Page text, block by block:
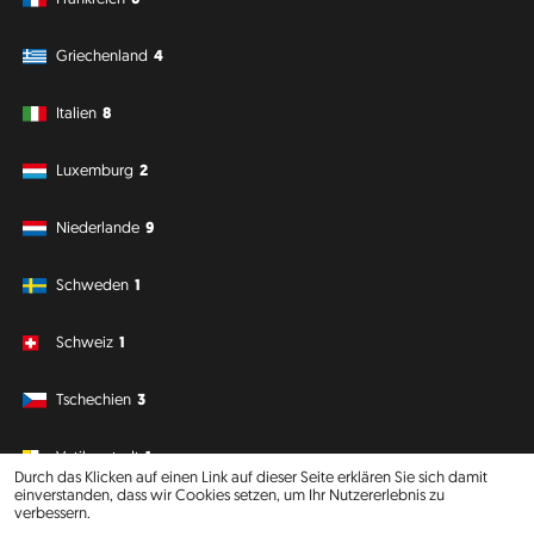
Durch das Klicken auf einen Link auf dieser Seite erklären Sie sich damit
einverstanden, dass wir Cookies setzen, um Ihr Nutzererlebnis zu
verbessern.
Griechenland 4
Italien 8
Luxemburg 2
Niederlande 9
Schweden 1
Schweiz 1
Tschechien 3
Vatikanstadt 1
Südamerika